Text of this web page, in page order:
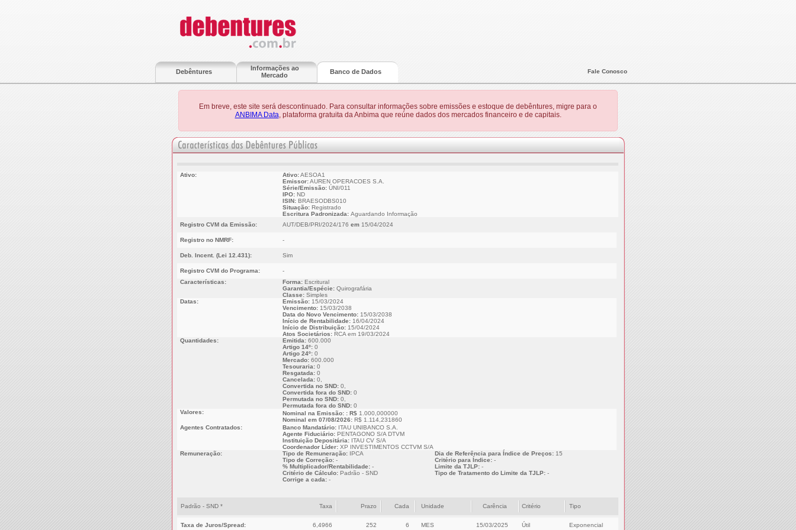
Fale Conosco
Debêntures
Informações ao
Mercado
Banco de Dados
Em breve, este site será descontinuado. Para consultar informações sobre emissões e estoque de debêntures, migre para o
ANBIMA Data, plataforma gratuita da Anbima que reúne dados dos mercados financeiro e de capitais.
Ativo: Ativo:AESOA1
Emissor:AUREN OPERACOES S.A.
Série/Emissão:ÚNI/011
IPO: ND
ISIN:BRAESODBS010
Situação:Registrado
Escritura Padronizada: Aguardando Informação
Registro CVM da Emissão:
AUT/DEB/PRI/2024/176 em15/04/2024
Registro no NMRF: -
Deb. Incent. (Lei 12.431): Sim
Registro CVM do Programa:
-
Características:
Forma:Escritural
Garantia/Espécie:Quirografária
Classe:Simples
Datas:
Emissão:15/03/2024
Vencimento: 15/03/2038
Data do Novo Vencimento:15/03/2038
Início de Rentabilidade:16/04/2024
Início de Distribuição:15/04/2024
Atos Societários:RCA em 19/03/2024
Quantidades:
Emitida:600.000
Artigo 14º:0
Artigo 24º:0
Mercado:600.000
Tesouraria:0
Resgatada:0
Cancelada:0,
Convertida no SND:0,
Convertida fora do SND:0
Permutada no SND:0,
Permutada fora do SND:0
Valores:
Nominal na Emissão: : R$ 1.000,000000
Nominal em 07/08/2026:R$ 1.114,231860
Agentes Contratados:
Banco Mandatário:ITAU UNIBANCO S.A.
Agente Fiduciário:PENTAGONO S/A DTVM
Instituição Depositária:ITAU CV S/A
Coordenador Líder:XP INVESTIMENTOS CCTVM S/A
Remuneração:
Tipo de Remuneração:IPCA
Tipo de Correção:-
% Multiplicador/Rentabilidade:-
Critério de Cálculo:Padrão - SND
Corrige a cada:-
Dia de Referência para Índice de Preços:15
Critério para Índice:-
Limite da TJLP:-
Tipo de Tratamento do Limite da TJLP:-
Padrão - SND * Taxa Prazo Cada Unidade Carência Critério Tipo
Taxa de Juros/Spread: 6,4966 252 6 MES 15/03/2025 Útil Exponencial